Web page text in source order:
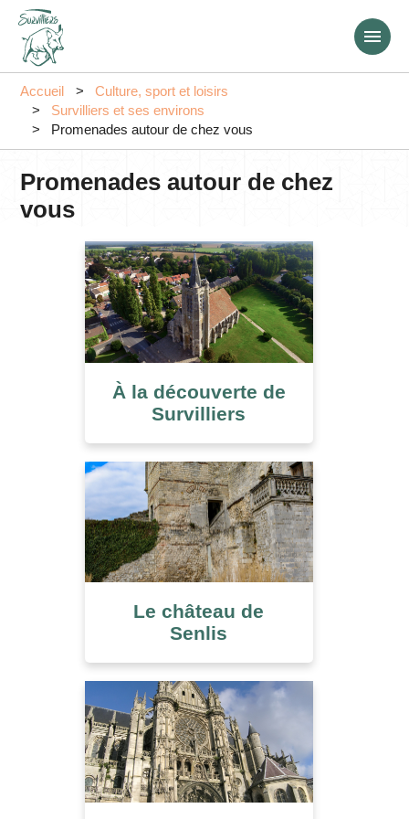
Accueil
Culture, sport et loisirs
Survilliers et ses environs
Promenades autour de chez vous
Promenades autour de chez
vous
À la découverte de
Survilliers
Le château de
Senlis